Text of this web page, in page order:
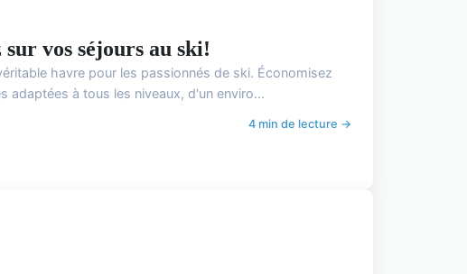
vos séjours au ski!
havre pour les passionnés de ski. Économisez
à tous les niveaux, d'un enviro...
4 min de lecture →